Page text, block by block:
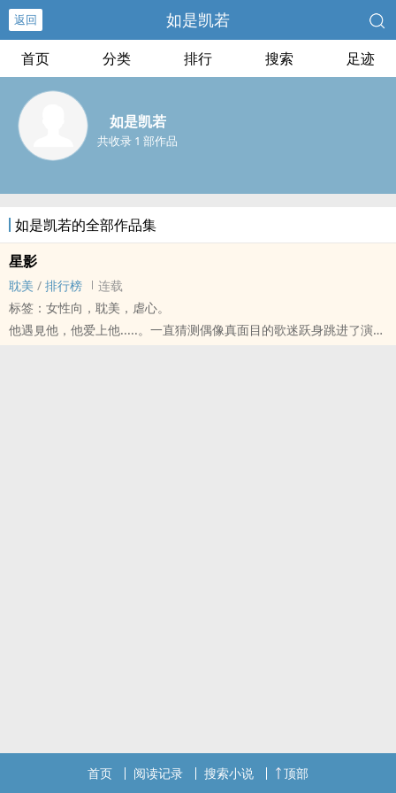
返回 如是凯若
首页 分类 排行 搜索 足迹
如是凯若
共收录 1 部作品
如是凯若的全部作品集
星影
耽美 / 排行榜
连载
标签：女性向，耽美，虐心。
他遇見他，他爱上他.....。一直猜测偶像真面目的歌迷跃身跳进了演艺
首页 阅读记录 搜索小说 顶部